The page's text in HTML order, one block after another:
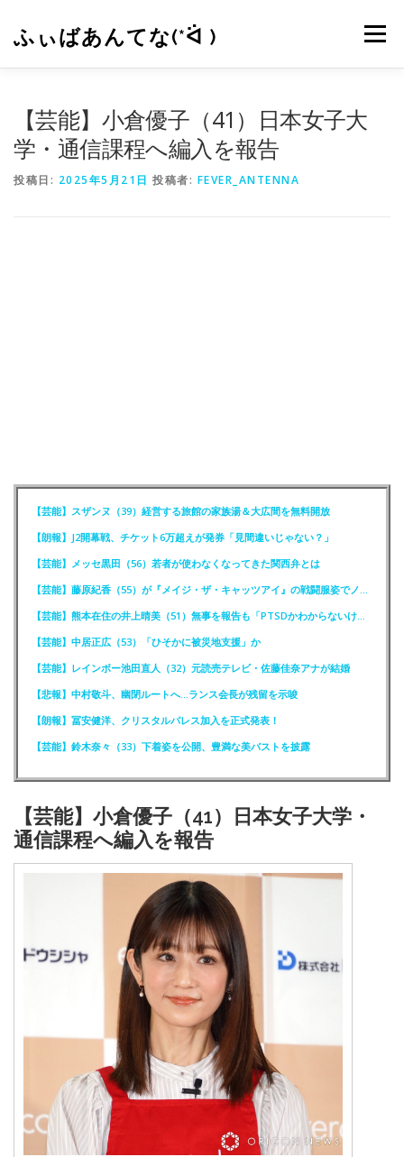
ふぃばあんてな(*ᐛ ) メニュー
【芸能】小倉優子（41）日本女子大
学・通信課程へ編入を報告
投稿日: 2025年5月21日 投稿者: FEVER_ANTENNA
【芸能】スザンヌ（39）経営する旅館の家族湯＆大広間を無料開放
【朗報】J2開幕戦、チケット6万超えが発券「見間違いじゃない？」
【芸能】メッセ黒田（56）若者が使わなくなってきた関西弁とは
【芸能】藤原紀香（55）が『メイジ・ザ・キャッツアイ』の戦闘服姿でノーバン投球
【芸能】熊本在住の井上晴美（51）無事を報告も「PTSDかわからないけど震えと涙が」
【芸能】中居正広（53）「ひそかに被災地支援」か
【芸能】レインボー池田直人（32）元読売テレビ・佐藤佳奈アナが結婚
【悲報】中村敬斗、幽閉ルートへ…ランス会長が残留を示唆
【朗報】冨安健洋、クリスタルパレス加入を正式発表！
【芸能】鈴木奈々（33）下着姿を公開、豊満な美バストを披露
【芸能】小倉優子（41）日本女子大学・
通信課程へ編入を報告